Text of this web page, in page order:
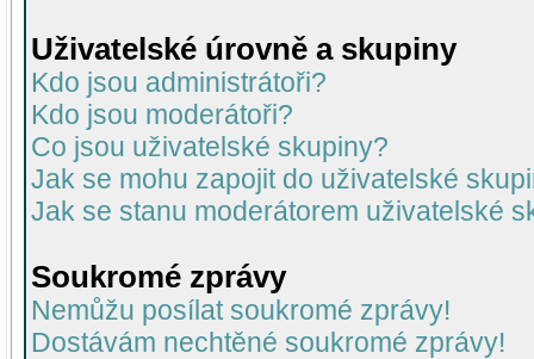
Uživatelské úrovně a skupiny
Kdo jsou administrátoři?
Kdo jsou moderátoři?
Co jsou uživatelské skupiny?
Jak se mohu zapojit do uživatelské
Jak se stanu moderátorem uživatelské
Soukromé zprávy
Nemůžu posílat soukromé zprávy!
Dostávám nechtěné soukromé zprávy!